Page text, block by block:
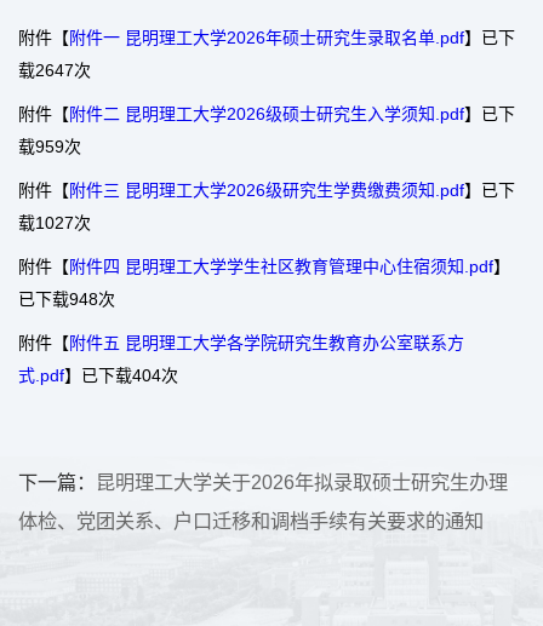
附件【附件一 昆明理工大学2026年硕士研究生录取名单.pdf】已下
载2647次
附件【附件二 昆明理工大学2026级硕士研究生入学须知.pdf】已下
载959次
附件【附件三 昆明理工大学2026级研究生学费缴费须知.pdf】已下
载1027次
附件【附件四 昆明理工大学学生社区教育管理中心住宿须知.pdf】
已下载948次
附件【附件五 昆明理工大学各学院研究生教育办公室联系方
式.pdf】已下载404次
下一篇：
昆明理工大学关于2026年拟录取硕士研究生办理
体检、党团关系、户口迁移和调档手续有关要求的通知